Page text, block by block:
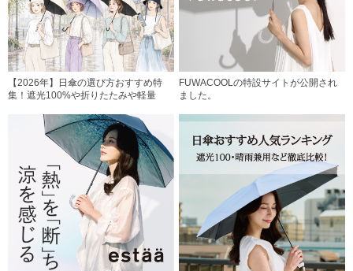
【2026年】日傘の選び方おすすめ特
集！遮光100%や折りたたみや軽量
FUWACOOLの特設サイトが公開され
ました。